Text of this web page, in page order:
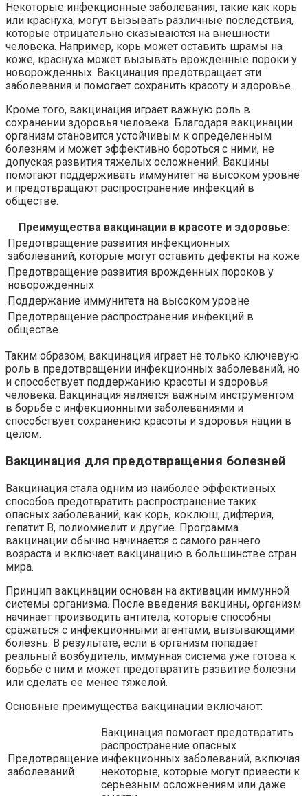
Некоторые инфекционные заболевания, такие как корь
или краснуха, могут вызывать различные последствия,
которые отрицательно сказываются на внешности
человека. Например, корь может оставить шрамы на
коже, краснуха может вызывать врожденные пороки у
новорожденных. Вакцинация предотвращает эти
заболевания и помогает сохранить красоту и здоровье.
Кроме того, вакцинация играет важную роль в
сохранении здоровья человека. Благодаря вакцинации
организм становится устойчивым к определенным
болезням и может эффективно бороться с ними, не
допуская развития тяжелых осложнений. Вакцины
помогают поддерживать иммунитет на высоком уровне
и предотвращают распространение инфекций в
обществе.
Преимущества вакцинации в красоте и здоровье:
Предотвращение развития инфекционных
заболеваний, которые могут оставить дефекты на коже
Предотвращение развития врожденных пороков у
новорожденных
Поддержание иммунитета на высоком уровне
Предотвращение распространения инфекций в
обществе
Таким образом, вакцинация играет не только ключевую
роль в предотвращении инфекционных заболеваний, но
и способствует поддержанию красоты и здоровья
человека. Вакцинация является важным инструментом
в борьбе с инфекционными заболеваниями и
способствует сохранению красоты и здоровья нации в
целом.
Вакцинация для предотвращения болезней
Вакцинация стала одним из наиболее эффективных
способов предотвратить распространение таких
опасных заболеваний, как корь, коклюш, дифтерия,
гепатит В, полиомиелит и другие. Программа
вакцинации обычно начинается с самого раннего
возраста и включает вакцинацию в большинстве стран
мира.
Принцип вакцинации основан на активации иммунной
системы организма. После введения вакцины, организм
начинает производить антитела, которые способны
сражаться с инфекционными агентами, вызывающими
болезнь. В результате, если в организм попадает
реальный возбудитель, иммунная система уже готова к
борьбе с ним и может предотвратить развитие болезни
или сделать ее менее тяжелой.
Основные преимущества вакцинации включают:
Предотвращение
заболеваний
Вакцинация помогает предотвратить
распространение опасных
инфекционных заболеваний, включая
некоторые, которые могут привести к
серьезным осложнениям или даже